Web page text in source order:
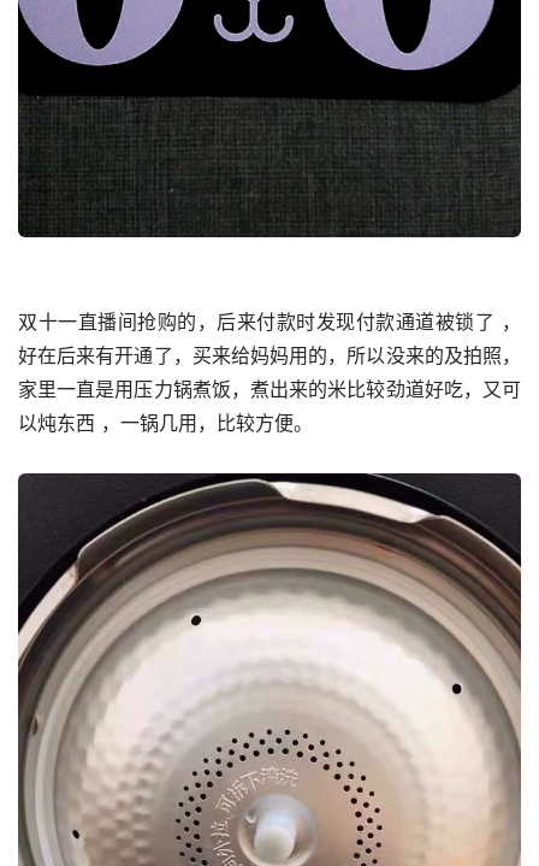
双十一直播间抢购的，后来付款时发现付款通道被锁了 ，
好在后来有开通了，买来给妈妈用的，所以没来的及拍照，
家里一直是用压力锅煮饭，煮出来的米比较劲道好吃，又可
以炖东西 ，一锅几用，比较方便。